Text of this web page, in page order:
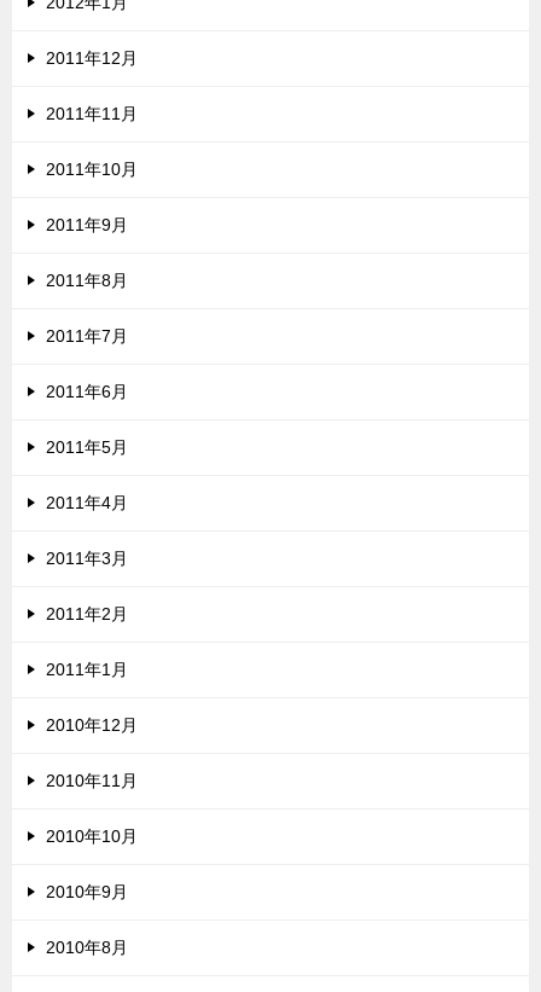
2011年12月
2011年11月
2011年10月
2011年9月
2011年8月
2011年7月
2011年6月
2011年5月
2011年4月
2011年3月
2011年2月
2011年1月
2010年12月
2010年11月
2010年10月
2010年9月
2010年8月